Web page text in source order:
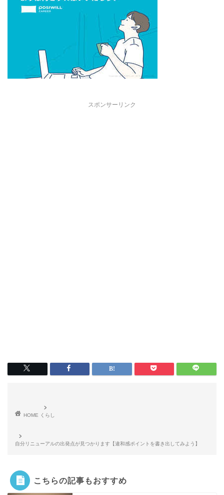
スポンサーリンク
HOME くらし
自分リニューアルの出発点が見つかります【違和感ポイントを書き出してみよう】
こちらの記事もおすすめ